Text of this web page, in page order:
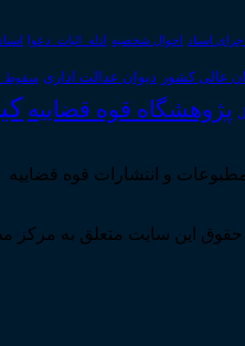
اجرای اسناد احوال شخصیه ادله_اثبات_دعوا
عالی کشور دیوان عدالت اداری
پژوهشگاه قوه قضاییه
و انتشارات قوه قضاییه
این سایت متعلق به مرکز